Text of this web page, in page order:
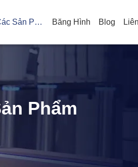
Các Sản Phẩm Băng Hình Blog
Phẩm